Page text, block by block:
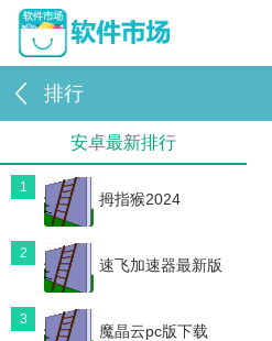
排行
安卓最新排行
1
拇指猴2024
2
速飞加速器最新版
3
魔晶云pc版下载